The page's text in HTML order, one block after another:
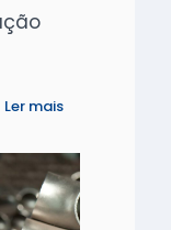
Ler mais